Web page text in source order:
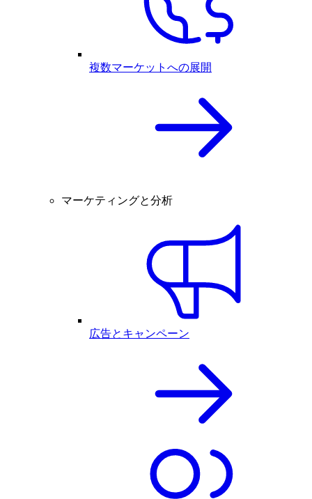
複数マーケットへの展開
マーケティングと分析
広告とキャンペーン